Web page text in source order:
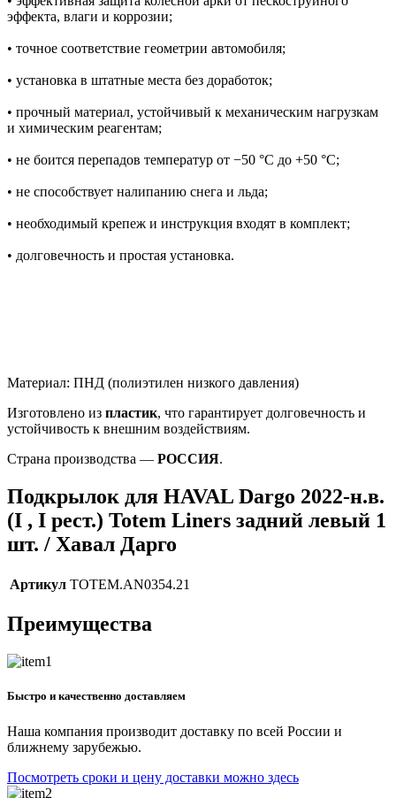
эффекта, влаги и коррозии;
• точное соответствие геометрии автомобиля;
• установка в штатные места без доработок;
• прочный материал, устойчивый к механическим нагрузкам
и химическим реагентам;
• не боится перепадов температур от −50 °C до +50 °C;
• не способствует налипанию снега и льда;
• необходимый крепеж и инструкция входят в комплект;
• долговечность и простая установка.
Материал: ПНД (полиэтилен низкого давления)
Изготовлено из пластик, что гарантирует долговечность и
устойчивость к внешним воздействиям.
Страна производства — РОССИЯ.
Подкрылок для HAVAL Dargo 2022-н.в.
(I , I рест.) Totem Liners задний левый 1
шт. / Хавал Дарго
Артикул TOTEM.AN0354.21
Преимущества
Быстро и качественно доставляем
Наша компания производит доставку по всей России и
ближнему зарубежью.
Посмотреть сроки и цену доставки можно здесь